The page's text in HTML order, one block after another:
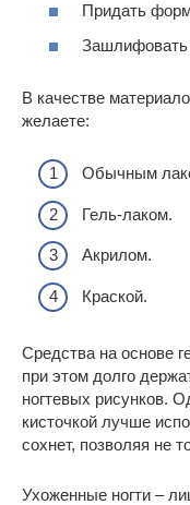
Придать
Зашлифовать
В качестве
желаете:
Обычным
Гель-лаком.
Акрилом.
Краской.
Средства на основе
при этом долго
ногтевых рисунков.
кисточкой лучше
сохнет, позволяя не
Ухоженные ногти –